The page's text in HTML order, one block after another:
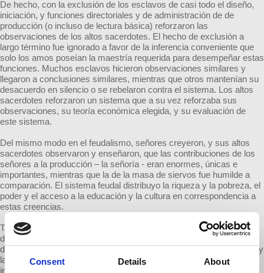
Consent Details About
De hecho, con la exclusión de los esclavos de casi todo el diseño,
iniciación, y funciones directoriales y de administración de de
producción (o incluso de lectura básica) reforzaron las
observaciones de los altos sacerdotes. El hecho de exclusión a
largo término fue ignorado a favor de la inferencia conveniente que
solo los amos poseían la maestría requerida para desempeñar estas
funciones. Muchos esclavos hicieron observaciones similares y
llegaron a conclusiones similares, mientras que otros mantenían su
desacuerdo en silencio o se rebelaron contra el sistema. Los altos
sacerdotes reforzaron un sistema que a su vez reforzaba sus
observaciones, su teoría económica elegida, y su evaluación de
este sistema.
Del mismo modo en el feudalismo, señores creyeron, y sus altos
sacerdotes observaron y enseñaron, que las contribuciones de los
señores a la producción – la señoría - eran enormes, únicas e
importantes, mientras que la de la masa de siervos fue humilde a
comparación. El sistema feudal distribuyo la riqueza y la pobreza, el
poder y el acceso a la educación y la cultura en correspondencia a
estas creencias.
Tanto en la esclavitud y el feudalismo, las sucesivas generaciones
de altos sacerdotes también incluyo aquellos que discutían en la
dirección inversa. Observaron los ingresos consistentemente altos y
la riqueza acumulada de los maestros y amos y convenientemente
inferían la importancia y su contribución mayor al volumen de